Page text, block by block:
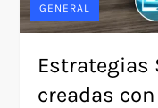
GENERAL
Estrategias
creadas